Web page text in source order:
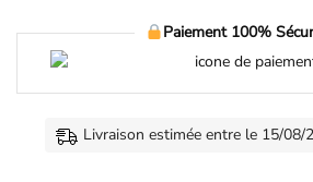
Paiement 100%
Livraison estimée entre le 15/